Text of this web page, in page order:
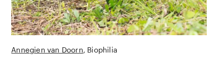
Annegien van Doorn Biophilia